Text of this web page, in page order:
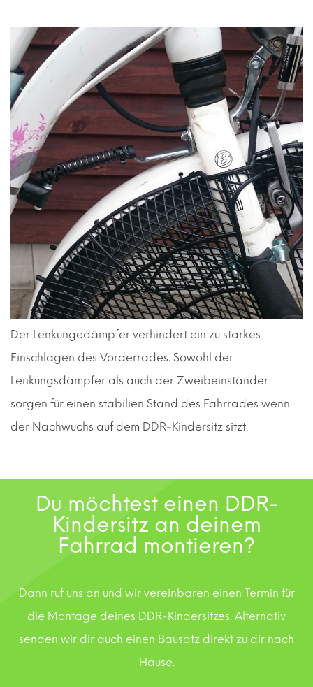
Der Lenkungedämpfer verhindert ein zu starkes
Einschlagen des Vorderrades. Sowohl der
Lenkungsdämpfer als auch der Zweibeinständer
sorgen für einen stabilien Stand des Fahrrades wenn
der Nachwuchs auf dem DDR-Kindersitz sitzt.
Du möchtest einen DDR-
Kindersitz an deinem
Fahrrad montieren?
Dann ruf uns an und wir vereinbaren einen Termin für
die Montage deines DDR-Kindersitzes. Alternativ
senden wir dir auch einen Bausatz direkt zu dir nach
Hause.